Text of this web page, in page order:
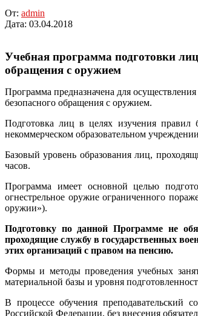
От: admin
Дата: 03.04.2018
Учебная программа подготовки
обращения с оружием
Программа предназначена для
безопасного обращения с оружием.
Подготовка лиц в целях изучения правил
некоммерческом образовательном
Базовый уровень образования лиц,
часов.
Программа имеет основной целью
огнестрельное оружие ограниченного
оружии»).
Подготовку по данной Программе не
проходящие службу в государственных
этих организаций с правом на пен­сию.
Формы и методы проведения учебных
материальной базы и уровня
В процессе обучения преподавательский
Российской Федерации, без внесения